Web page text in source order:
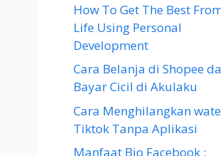
How To Get The Best
Life Using Personal
Development
Cara Belanja di Shopee
Bayar Cicil di Akulaku
Cara Menghilangkan
Tiktok Tanpa Aplikasi
Manfaat Bio Facebook :